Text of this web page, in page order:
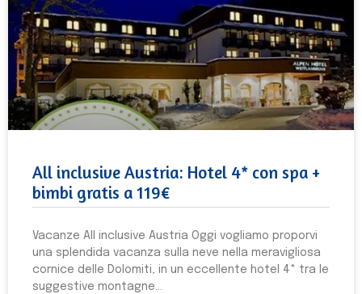
All inclusive Austria: Hotel 4* con spa +
bimbi gratis a 119€
Vacanze All inclusive Austria Oggi vogliamo proporvi
una splendida vacanza sulla neve nella meravigliosa
cornice delle Dolomiti, in un eccellente hotel 4* tra le
suggestive montagne